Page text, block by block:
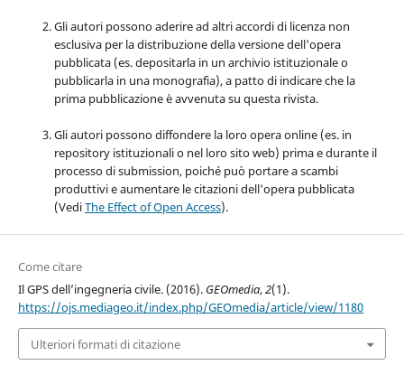
Gli autori possono aderire ad altri accordi di licenza non
esclusiva per la distribuzione della versione dell'opera
pubblicata (es. depositarla in un archivio istituzionale o
pubblicarla in una monografia), a patto di indicare che la
prima pubblicazione è avvenuta su questa rivista.
Gli autori possono diffondere la loro opera online (es. in
repository istituzionali o nel loro sito web) prima e durante il
processo di submission, poiché può portare a scambi
produttivi e aumentare le citazioni dell'opera pubblicata
(VediThe Effect of Open Access).
Come citare
Il GPS dell’ingegneria civile. (2016). GEOmedia,2(1).
https://ojs.mediageo.it/index.php/GEOmedia/article/view/1180
Ulteriori formati di citazione